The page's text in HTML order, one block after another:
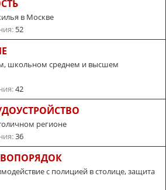
в Москве
52
школьном среднем и высшем
42
регионе
36
с полицией в столице, защита